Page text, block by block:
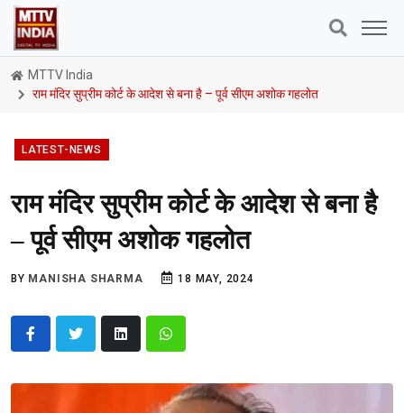
MTTV India
राम मंदिर सुप्रीम कोर्ट के आदेश से बना है – पूर्व सीएम अशोक गहलोत
LATEST-NEWS
राम मंदिर सुप्रीम कोर्ट के आदेश से बना है
– पूर्व सीएम अशोक गहलोत
BY MANISHA SHARMA 18 MAY, 2024